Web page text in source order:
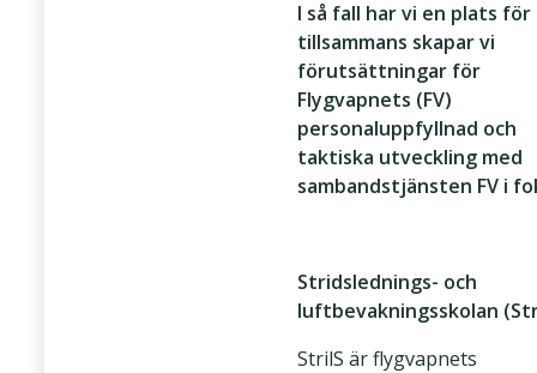
I så fall har vi en plats för
tillsammans skapar vi
förutsättningar för
Flygvapnets (FV)
personaluppfyllnad och
taktiska utveckling med
sambandstjänsten FV i
Stridslednings- och
luftbevakningsskolan
StrilS är flygvapnets